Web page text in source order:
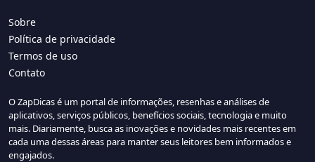
Sobre
Política de privacidade
Termos de uso
Contato
O ZapDicas é um portal de informações, resenhas e análises de
aplicativos, serviços públicos, benefícios sociais, tecnologia e muito
mais. Diariamente, busca as inovações e novidades mais recentes em
cada uma dessas áreas para manter seus leitores bem informados e
engajados.